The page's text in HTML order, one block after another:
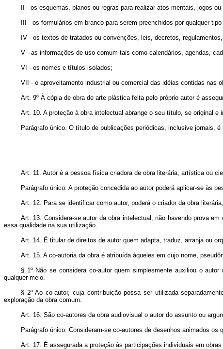
II - os esquemas, planos ou regras para realizar atos mentais, jogos ou
III - os formulários em branco para serem preenchidos por qualquer
IV - os textos de tratados ou convenções, leis, decretos,
V - as informações de uso comum tais como calendários, agendas,
VI - os nomes e títulos isolados;
VII - o aproveitamento industrial ou comercial das idéias contidas nas
Art. 9º À cópia de obra de arte plástica feita pelo próprio autor é
Art. 10. A proteção à obra intelectual abrange o seu título, se original
Parágrafo único. O título de publicações periódicas, inclusive jornais,
Art. 11. Autor é a pessoa física criadora de obra literária, artística ou
Parágrafo único. A proteção concedida ao autor poderá aplicar-se às
Art. 12. Para se identificar como autor, poderá o criador da obra
Art. 13. Considera-se autor da obra intelectual, não havendo prova
essa qualidade na sua utilização.
Art. 14. É titular de direitos de autor quem adapta, traduz, arranja ou
Art. 15. A co-autoria da obra é atribuída àqueles em cujo nome,
§ 1º Não se considera co-autor quem simplesmente auxiliou o
qualquer meio.
§ 2º Ao co-autor, cuja contribuição possa ser utilizada
exploração da obra comum.
Art. 16. São co-autores da obra audiovisual o autor do assunto ou
Parágrafo único. Consideram-se co-autores de desenhos animados
Art. 17. É assegurada a proteção às participações individuais em